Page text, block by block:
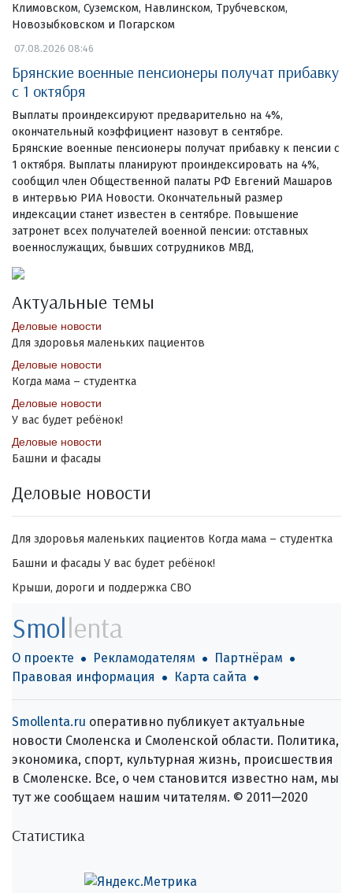
Климовском, Суземском, Навлинском, Трубчевском,
Новозыбковском и Погарском
07.08.2026 08:46
Брянские военные пенсионеры получат прибавку
с 1 октября
Выплаты проиндексируют предварительно на 4%,
окончательный коэффициент назовут в сентябре.
Брянские военные пенсионеры получат прибавку к пенсии с
1 октября. Выплаты планируют проиндексировать на 4%,
сообщил член Общественной палаты РФ Евгений Машаров
в интервью РИА Новости. Окончательный размер
индексации станет известен в сентябре. Повышение
затронет всех получателей военной пенсии: отставных
военнослужащих, бывших сотрудников МВД,
Актуальные темы
Деловые новости
Для здоровья маленьких пациентов
Деловые новости
Когда мама – студентка
Деловые новости
У вас будет ребёнок!
Деловые новости
Башни и фасады
Деловые новости
Для здоровья маленьких пациентов Когда мама – студентка
Башни и фасады У вас будет ребёнок!
Крыши, дороги и поддержка СВО
Smollenta
О проекте Рекламодателям
Партнёрам
Правовая информация
Карта сайта
Smollenta.ru оперативно публикует актуальные
новости Смоленска и Смоленской области. Политика,
экономика, спорт, культурная жизнь, происшествия
в Смоленске. Все, о чем становится известно нам, мы
тут же сообщаем нашим читателям. © 2011—2020
Статистика